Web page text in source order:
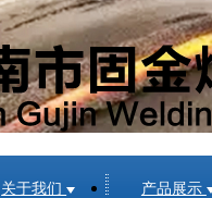
关于我们 产品展示